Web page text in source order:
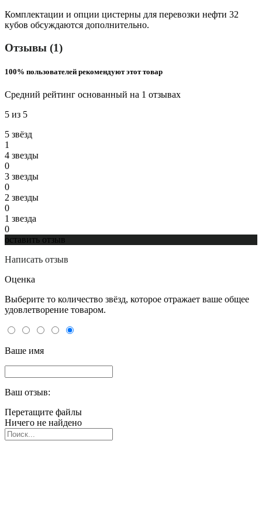
Комплектации и опции цистерны для перевозки нефти 32
кубов обсуждаются дополнительно.
Отзывы (1)
100% пользователей рекомендуют этот товар
Средний рейтинг основанный на 1 отзывах
5 из 5
5 звёзд
1
4 звeзды
0
3 звeзды
0
2 звeзды
0
1 звeзда
0
оставить отзыв
Написать отзыв
Оценка
Выберите то количество звёзд, которое отражает ваше общее
удовлетворение товаром.
Ваше имя
Ваш отзыв:
Перетащите файлы
Ничего не найдено